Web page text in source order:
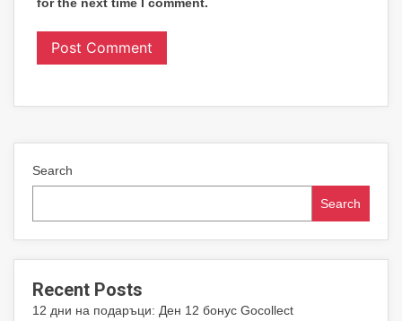
Search
Search
Recent Posts
12 дни на подаръци: Ден 12 бонус Gocollect